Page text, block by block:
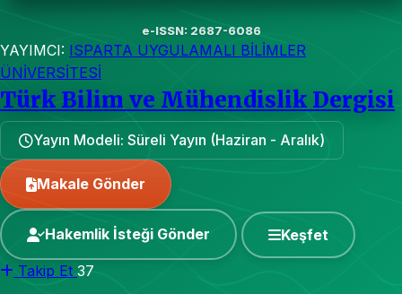
e-ISSN: 2687-6086
YAYIMCI: ISPARTA UYGULAMALI BİLİMLER
ÜNİVERSİTESİ
Türk Bilim ve Mühendislik Dergisi
Yayın Modeli: Süreli Yayın (Haziran - Aralık)
Makale Gönder
Hakemlik İsteği Gönder Keşfet
Takip Et 37